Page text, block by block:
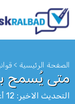
الصفحة الرئيسية >
متى يُسمح
التحديث الاخير: 12 أغسطس 2025